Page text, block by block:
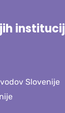
institucij
Slovenije